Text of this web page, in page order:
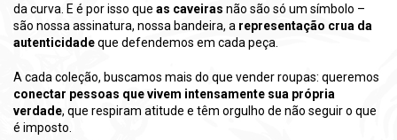
da curva. E é por isso que as caveiras não são só um símbolo –
são nossa assinatura, nossa bandeira, a representação crua da
autenticidadeque defendemos em cada peça.
A cada coleção, buscamos mais do que vender roupas: queremos
conectar pessoas que vivem intensamente sua própria
verdade, que respiram atitude e têm orgulho de não seguir o que
é imposto.